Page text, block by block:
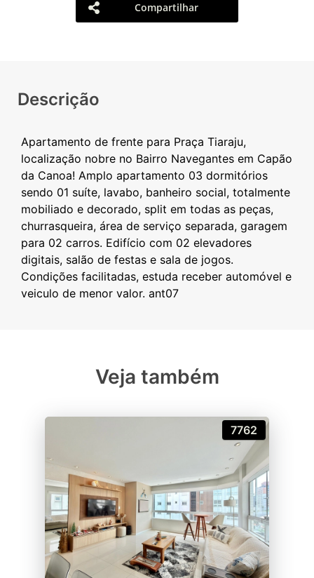
Compartilhar
Descrição
Apartamento de frente para Praça Tiaraju,
localização nobre no Bairro Navegantes em Capão
da Canoa! Amplo apartamento 03 dormitórios
sendo 01 suíte, lavabo, banheiro social, totalmente
mobiliado e decorado, split em todas as peças,
churrasqueira, área de serviço separada, garagem
para 02 carros. Edifício com 02 elevadores
digitais, salão de festas e sala de jogos.
Condições facilitadas, estuda receber automóvel e
Veja também
7762